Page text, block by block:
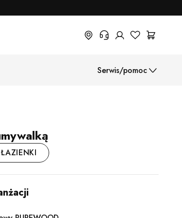
Potrzebujesz informacji oSerwis/pomoc